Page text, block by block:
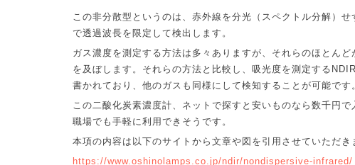
この非分散型というのは、赤外線を分光（スペクトル分解）
で透過波長を限定して検出します。
ガス濃度を測定する方法は多々ありますが、それらのほとん
を及ぼします。それらの方法と比較し、吸光度を測定する NDIR
書かれており、他のガスも同様にして検知することが可能です
この二酸化炭素濃度計、ネットで探すと安いものなら数千円で
職場でも手軽に利用できそうです。
本項の内容は以下のサイトから文章や図を引用させていただき
https://www.oshinolamps.co.jp/ndir/nondispersive-infrared/